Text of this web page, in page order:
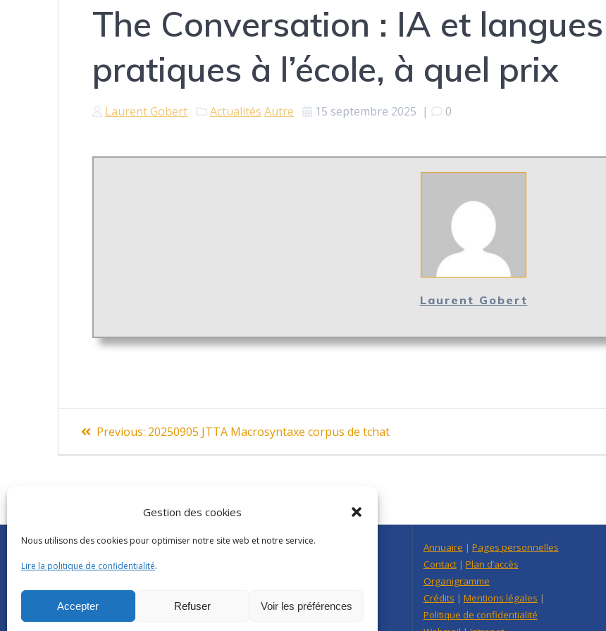
Gestion des cookies
Nous utilisons des cookies pour optimiser notre site web et notre service.
Lire la politique de confidentialité.
Accepter Refuser Voir les préférences
The Conversation : IA et
pratiques à l’école, à quel prix
Laurent Gobert Actualités Autre 15 septembre 2025 | 0
Laurent Gobert
Navigation
de
Previous: Previous
20250905 JTTA Macrosyntaxe corpus de tchat
Abonnements Frantext
Séminaires ATILF
Glossaire
CNRS|Délégation Centre Est
Annuaire | Pages personnelles
Contact| Plan d’accès
Organigramme
Crédits | Mentions légales |
Politique de confidentialité